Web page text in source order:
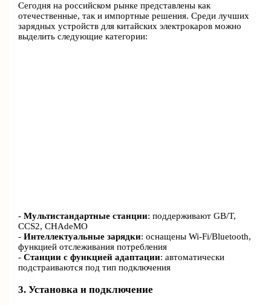
Сегодня на российском рынке представлены как
отечественные, так и импортные решения. Среди лучших
зарядных устройств для китайских электрокаров можно
выделить следующие категории:
-Мультистандартные станции: поддерживают GB/T,
CCS2, CHAdeMO
-Интеллектуальные зарядки: оснащены Wi-Fi/Bluetooth,
функцией отслеживания потребления
-Станции с функцией адаптации: автоматически
подстраиваются под тип подключения
3. Установка и подключение